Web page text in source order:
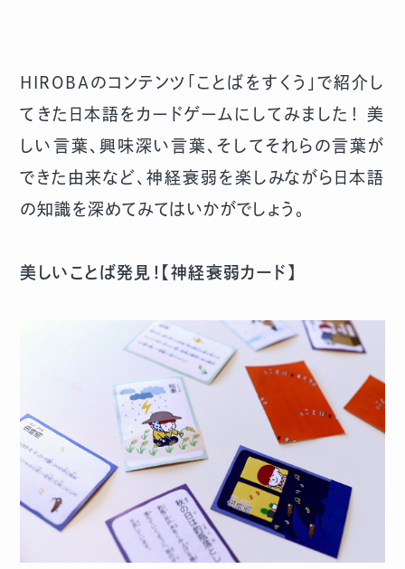
HIROBAのコンテンツ「ことばをすくう」で紹介し
てきた日本語をカードゲームにしてみました！ 美
しい言葉、興味深い言葉、そしてそれらの言葉が
できた由来など、神経衰弱を楽しみながら日本語
の知識を深めてみてはいかがでしょう。
美しいことば発見！【神経衰弱カード】